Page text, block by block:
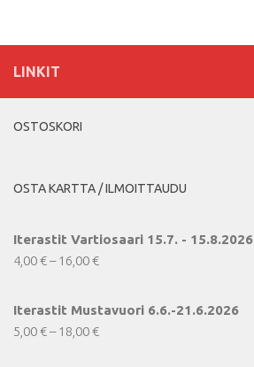
tuotteen
LINKIT
OSTOSKORI
OSTA KARTTA / ILMOITTAUDU
Iterastit Vartiosaari 15.7. - 15.8.2026
4,00€– 16,00€Hintaluokka:
Iterastit Mustavuori 6.6.-21.6.2026
5,00€– 18,00€Hintaluokka: